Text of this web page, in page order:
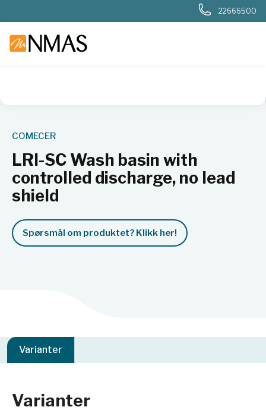
22666500
Radiologi og
COMECER
LRI-SC Wash basin with
controlled discharge, no lead
shield
Spørsmål om produktet? Klikk her!
Varianter
Varianter